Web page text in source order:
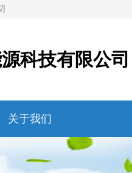
科技有限公司
关于我们